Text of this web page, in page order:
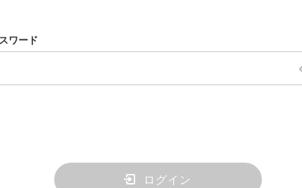
ワード
ログイン